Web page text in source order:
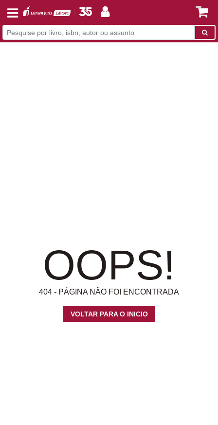
OOPS!
404 - PÁGINA NÃO FOI ENCONTRADA
VOLTAR PARA O INICIO